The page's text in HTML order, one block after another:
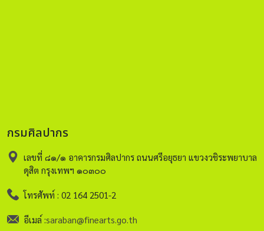
กรมศิลปากร
เลขที่ ๘๑/๑ อาคารกรมศิลปากร ถนนศรีอยุธยา แขวงวชิระพยาบาล
ดุสิต กรุงเทพฯ ๑๐๓๐๐
โทรศัพท์ : 02 164 2501-2
อีเมล์ :saraban@finearts.go.th